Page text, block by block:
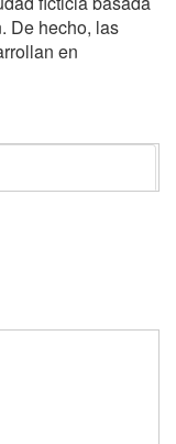
De hecho, las
en